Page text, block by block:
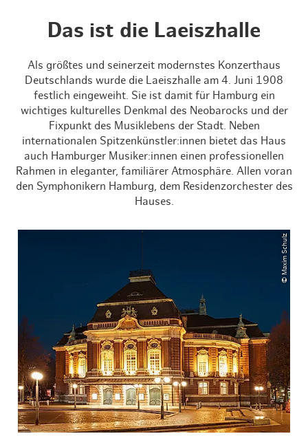
Das ist die Laeiszhalle
Als größtes und seinerzeit modernstes Konzerthaus
Deutschlands wurde die Laeiszhalle am 4. Juni 1908
festlich eingeweiht. Sie ist damit für Hamburg ein
wichtiges kulturelles Denkmal des Neobarocks und der
Fixpunkt des Musiklebens der Stadt. Neben
internationalen Spitzenkünstler:innen bietet das Haus
auch Hamburger Musiker:innen einen professionellen
Rahmen in eleganter, familiärer Atmosphäre. Allen voran
den Symphonikern Hamburg, dem Residenzorchester des
Hauses.
© Maxim Schulz